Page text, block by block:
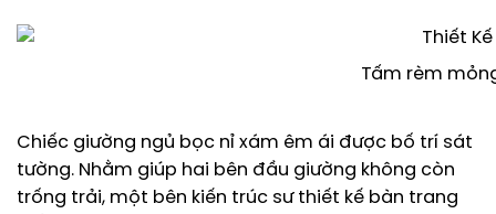
Tấm rèm
Chiếc giường ngủ bọc nỉ xám êm ái được bố trí sát
tường. Nhằm giúp hai bên đầu giường không còn
trống trải, một bên kiến trúc sư thiết kế bàn trang